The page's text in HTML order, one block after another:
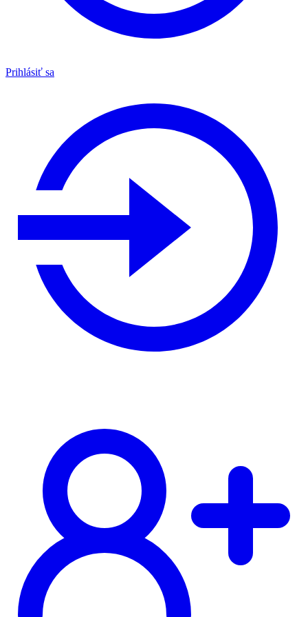
Prihlásiť sa